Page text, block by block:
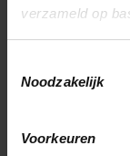
verzameld op
Noodzakelijk
Voorkeuren
gratis
door middel